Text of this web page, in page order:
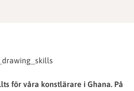
för våra konstlärare i Ghana. På